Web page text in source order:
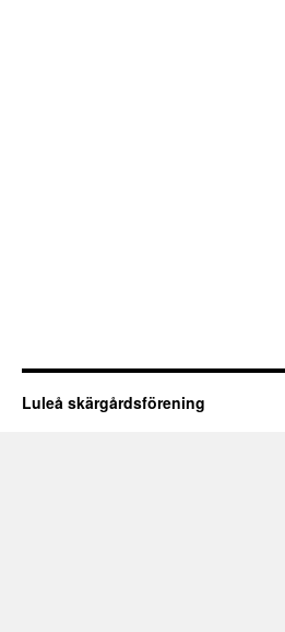
Luleå skärgårdsförening